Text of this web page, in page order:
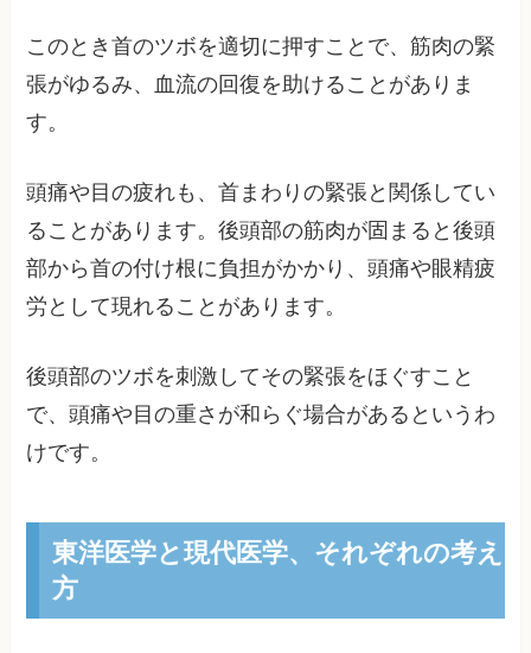
このとき首のツボを適切に押すことで、筋肉の緊
張がゆるみ、血流の回復を助けることがありま
す。
頭痛や目の疲れも、首まわりの緊張と関係してい
ることがあります。後頭部の筋肉が固まると後頭
部から首の付け根に負担がかかり、頭痛や眼精疲
労として現れることがあります。
後頭部のツボを刺激してその緊張をほぐすこと
で、頭痛や目の重さが和らぐ場合があるというわ
けです。
東洋医学と現代医学、それぞれの考え
方